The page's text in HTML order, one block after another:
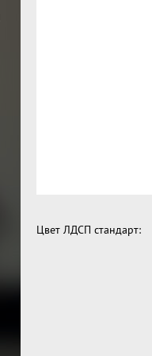
Цвет ЛДСП стандарт: